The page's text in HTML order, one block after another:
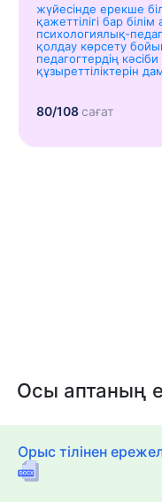
жүйесінде ерекше
қажеттілігі бар
психологиялық-
қолдау көрсету
педагогтердің
құзыреттіліктерін
80/108сағат
Осы аптаның
Орыс тілінен